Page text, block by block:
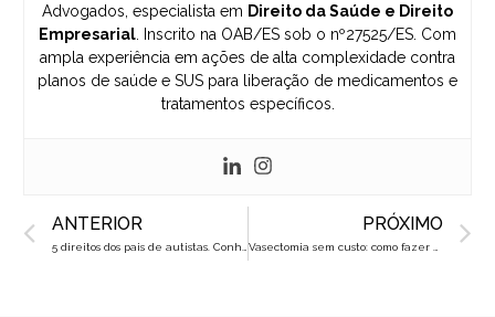
Advogados, especialista em Direito da Saúde e Direito
Empresarial . Inscrito na OAB/ES sob o nº27525/ES. Com
ampla experiência em ações de alta complexidade contra
planos de saúde e SUS para liberação de medicamentos e
tratamentos específicos.
Prev
ANTERIOR
5 direitos dos pais de autistas. Conheça agora!
PRÓXIMO
Vasectomia sem custo: como fazer pelo plano de saúde